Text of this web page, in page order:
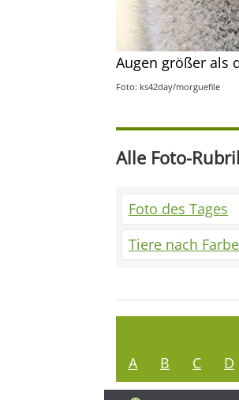
Augen größer als
Foto: ks42day/morguefile
Alle Foto-
Foto des Tages
Tiere nach
A B C D